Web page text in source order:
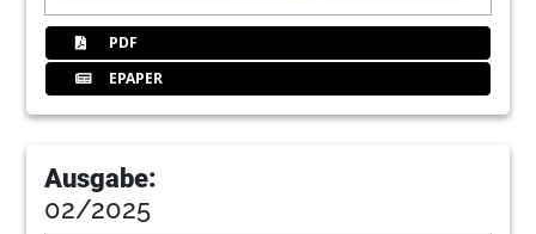
PDF
EPAPER
Ausgabe:
02/2025